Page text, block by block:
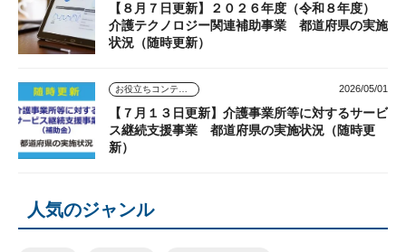
【８月７日更新】２０２６年度（令和８年度）
介護テクノロジー関連補助事業 都道府県の実施
状況（随時更新）
お役立ちコンテンツ 2026/05/01
【７月１３日更新】介護事業所等に対するサービ
ス継続支援事業 都道府県の実施状況（随時更
新）
人気のジャンル